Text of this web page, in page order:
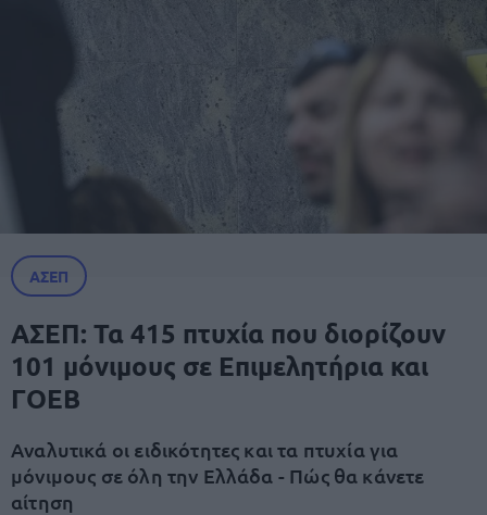
ΑΣΕΠ
ΑΣΕΠ: Τα 415 πτυχία που διορίζουν
101 μόνιμους σε Επιμελητήρια και
ΓΟΕΒ
Αναλυτικά οι ειδικότητες και τα πτυχία για
μόνιμους σε όλη την Ελλάδα - Πώς θα κάνετε
αίτηση